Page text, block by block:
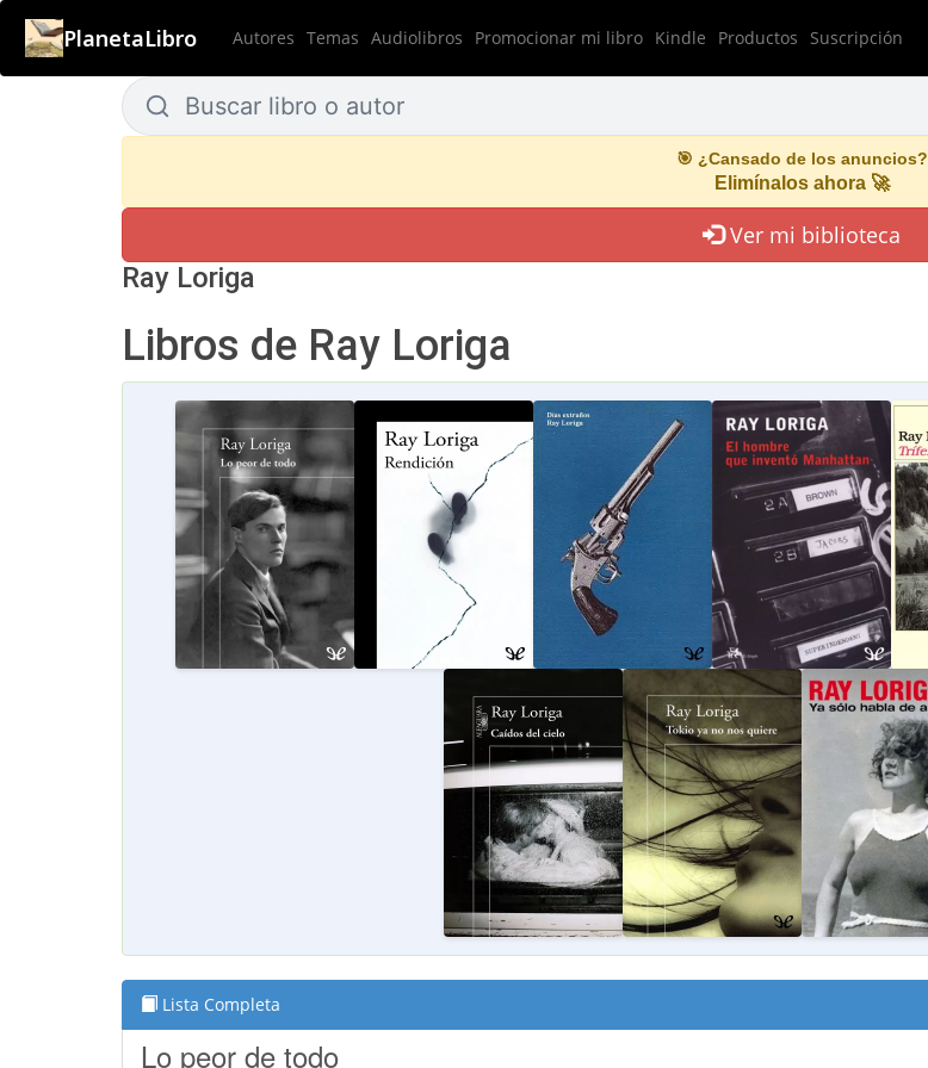
PlanetaLibro Autores Temas Audiolibros Promocionar mi libro Kindle Productos Suscripción
Buscar libro o autor
Buscar libro o autor
🎯 ¿Cansado de los anuncios?
Elimínalos ahora 🚀
Ver mi biblioteca
Ray Loriga
Libros de Ray Loriga
Lista Completa
Lo peor de todo